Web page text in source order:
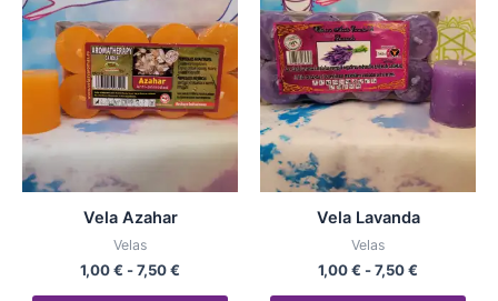
Vela Azahar
Velas
1,00€ -7,50€
precios:
desde
1,00 €
hasta
7,50 €
producto
múltiples
variantes.
Las
opciones
se
Vela Lavanda
Velas
1,00€ -7,50€
precios:
desde
1,00 €
hasta
7,50 €